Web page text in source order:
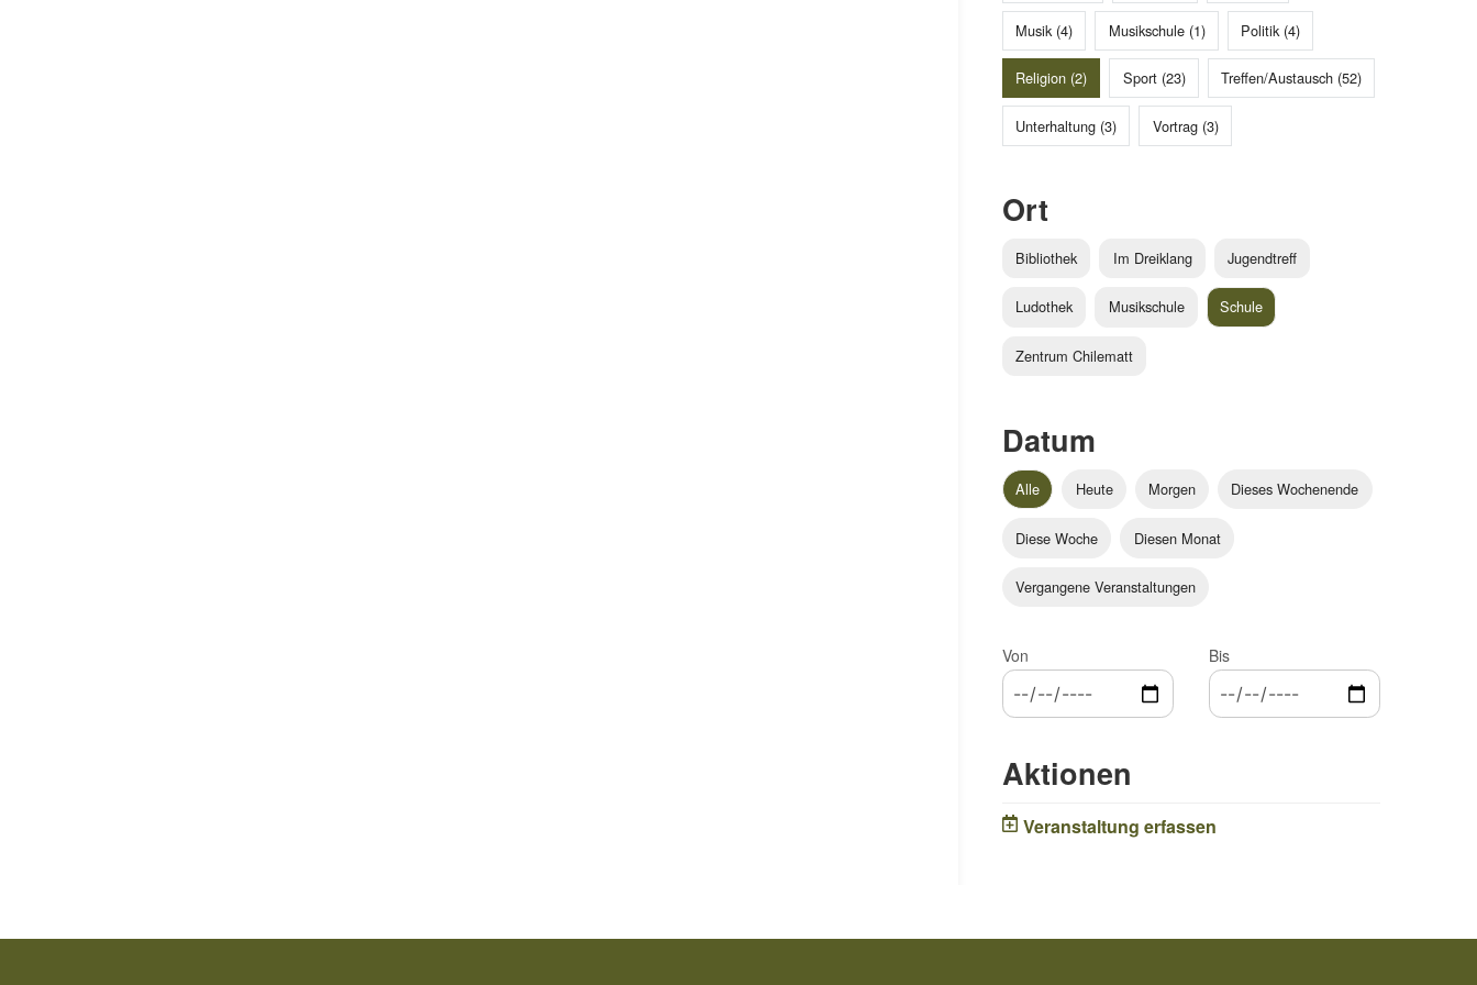
Musik (4) Musikschule (1) Politik (4)
Religion (2) Sport (23) Treffen/Austausch (52)
Unterhaltung (3) Vortrag (3)
Ort
Bibliothek Im Dreiklang Jugendtreff
Ludothek Musikschule Schule
Zentrum Chilematt
Datum
Alle Heute Morgen Dieses Wochenende
Diese Woche Diesen Monat
Vergangene Veranstaltungen
Von Bis
Aktionen
Veranstaltung erfassen